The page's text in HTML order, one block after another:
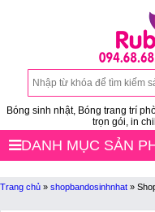
Bóng sinh nhật, Bóng trang trí
trọn gói, in
DANH MỤC SẢN
Trang chủ » shopbandosinhnhat »